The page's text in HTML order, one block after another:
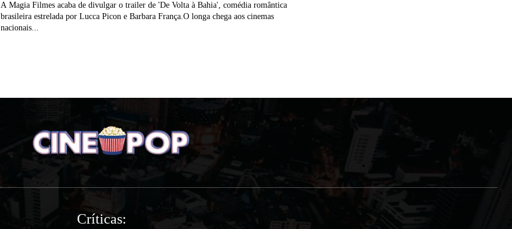
A Magia Filmes acaba de divulgar o trailer de 'De Volta à Bahia', comédia romântica
brasileira estrelada por Lucca Picon e Barbara França.O longa chega aos cinemas
nacionais...
Críticas: